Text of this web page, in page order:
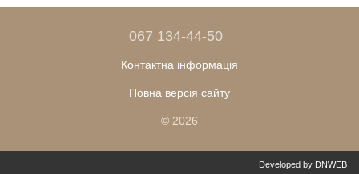
067 134-44-50
Контактна інформація
Повна версія сайту
© 2026
Developed by DNWEB